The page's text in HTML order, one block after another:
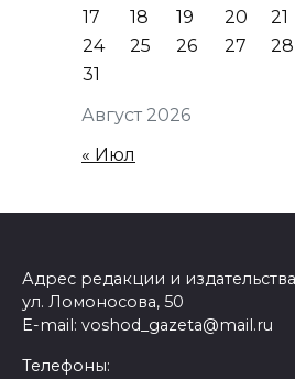
Август 2026
17
18 19 20 21
24
25 26 27 28
31
« Июл
Адрес редакции и
ул. Ломоносова, 50
E-mail: voshod_gazeta@mail.ru
Телефоны: